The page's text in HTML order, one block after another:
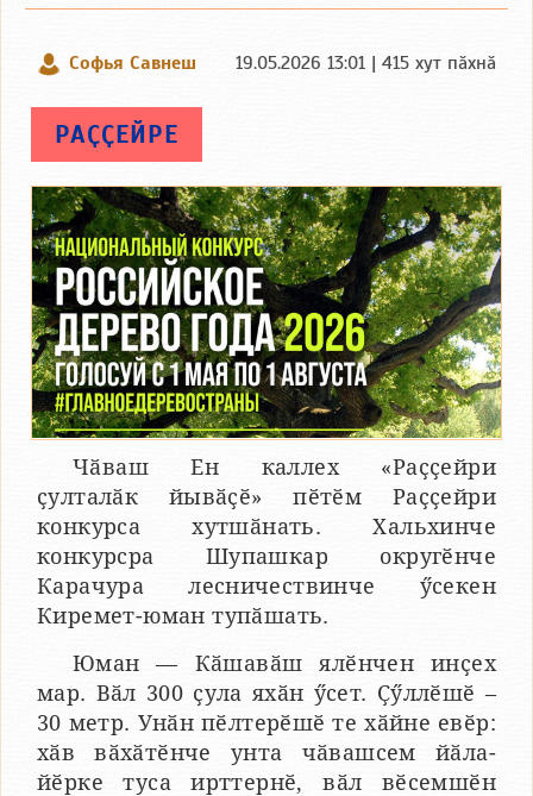
Софья Савнеш 19.05.2026 13:01 | 415 хут пӑхнӑ
РАҪҪЕЙРЕ
Чӑваш Ен каллех «Раҫҫейри
ҫулталӑк йывӑҫӗ» пӗтӗм Раҫҫейри
конкурса хутшӑнать. Хальхинче
конкурсра Шупашкар округӗнче
Карачура лесничествинче ӳсекен
Киремет-юман тупӑшать.
Юман — Кӑшавӑш ялӗнчен инҫех
мар. Вӑл 300 ҫула яхӑн ӳсет. Ҫӳллӗшӗ –
30 метр. Унӑн пӗлтерӗшӗ те хӑйне евӗр:
хӑв вӑхӑтӗнче унта чӑвашсем йӑла-
йӗрке туса ирттернӗ, вӑл вӗсемшӗн